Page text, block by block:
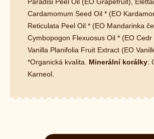
Cardamomum Seed Oil * (EO
Reticulata Peel Oil * (EO Mandarinka
Cymbopogon Flexuosus Oil * (EO Cedr
Vanilla Planifolia Fruit Extract (EO
*Organická kvalita.
Minerální korálky:
Karneol.